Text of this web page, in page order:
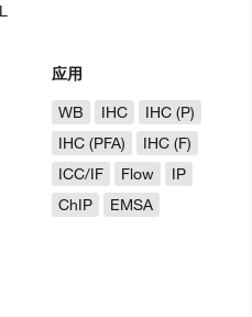
应用
WB
IHC
IHC (P)
IHC (PFA)
IHC (F)
ICC/IF
Flow
IP
ChIP
EMSA